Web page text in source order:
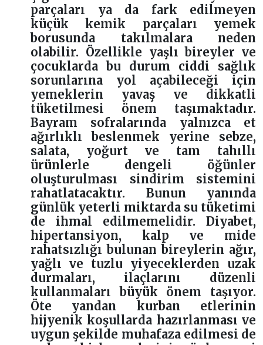
parçaları ya da fark edilmeyen
küçük kemik parçaları yemek
borusunda takılmalara neden
olabilir. Özellikle yaşlı bireyler ve
çocuklarda bu durum ciddi sağlık
sorunlarına yol açabileceği için
yemeklerin yavaş ve dikkatli
tüketilmesi önem taşımaktadır.
Bayram sofralarında yalnızca et
ağırlıklı beslenmek yerine sebze,
salata, yoğurt ve tam tahıllı
ürünlerle dengeli öğünler
oluşturulması sindirim sistemini
rahatlatacaktır. Bunun yanında
günlük yeterli miktarda su tüketimi
de ihmal edilmemelidir. Diyabet,
hipertansiyon, kalp ve mide
rahatsızlığı bulunan bireylerin ağır,
yağlı ve tuzlu yiyeceklerden uzak
durmaları, ilaçlarını düzenli
kullanmaları büyük önem taşıyor.
Öte yandan kurban etlerinin
hijyenik koşullarda hazırlanması ve
uygun şekilde muhafaza edilmesi de